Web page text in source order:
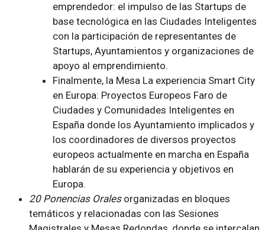
emprendedor: el impulso de las Startups de
base tecnológica en las Ciudades Inteligentes
con la participación de representantes de
Startups, Ayuntamientos y organizaciones de
apoyo al emprendimiento.
Finalmente, la Mesa La experiencia Smart City
en Europa: Proyectos Europeos Faro de
Ciudades y Comunidades Inteligentes en
Españadonde los Ayuntamiento implicados y
los coordinadores de diversos proyectos
europeos actualmente en marcha en España
hablarán de su experiencia y objetivos en
Europa.
20 Ponencias Oralesorganizadas en bloques
temáticos y relacionadas con las Sesiones